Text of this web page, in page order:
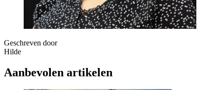
Geschreven door
Hilde
Aanbevolen artikelen